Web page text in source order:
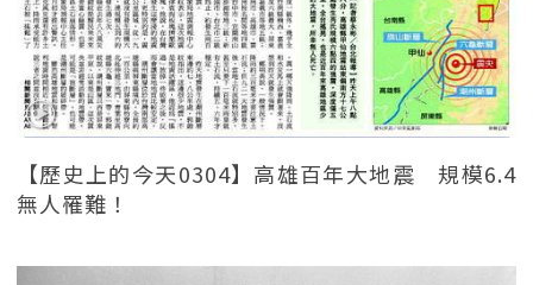
【歷史上的今天0304】高雄百年大地震 規模6.4
無人罹難！